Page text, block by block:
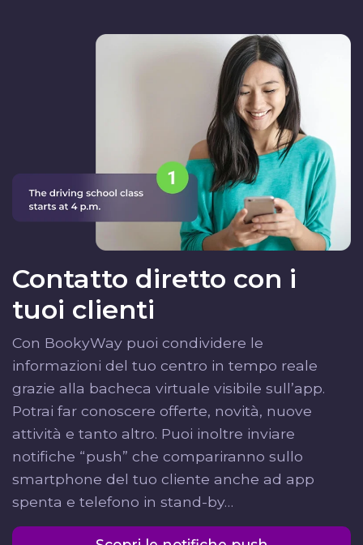
Contatto diretto con i
tuoi clienti
Con BookyWay puoi condividere le
informazioni del tuo centro in tempo reale
grazie alla bacheca virtuale visibile sull’app.
Potrai far conoscere offerte, novità, nuove
attività e tanto altro. Puoi inoltre inviare
notifiche “push” che compariranno sullo
smartphone del tuo cliente anche ad app
spenta e telefono in stand-by…